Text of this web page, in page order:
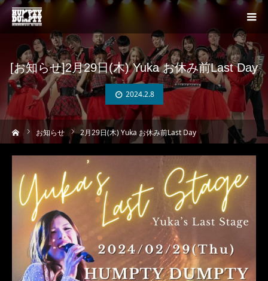
[お知らせ]2月29日(木) Yuka お休み前Last Day
2024.2.8
お知らせ 2月29日(木) Yuka お休み前Last Day